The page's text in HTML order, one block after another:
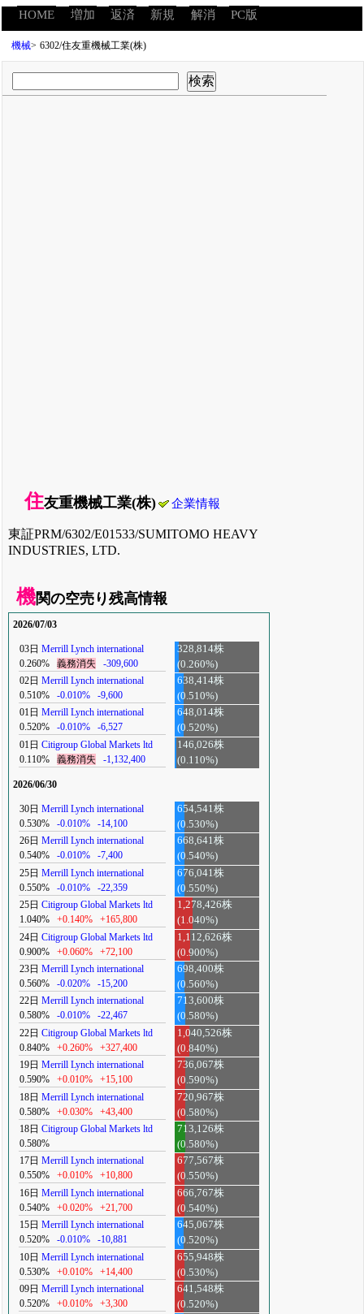
HOME 増加 返済 新規 解消 PC版
機械> 6302/住友重機械工業(株)
住友重機械工業(株) 企業情報
東証PRM/6302/E01533/SUMITOMO HEAVY
INDUSTRIES, LTD.
機関の空売り残高情報
2026/07/03
03日 Merrill Lynch international
0.260%
義務消失 -309,600
328,814株
(0.260%)
02日 Merrill Lynch international
0.510%
-0.010% -9,600
638,414株
(0.510%)
01日 Merrill Lynch international
0.520%
-0.010% -6,527
648,014株
(0.520%)
01日 Citigroup Global Markets ltd
0.110%
義務消失 -1,132,400
146,026株
(0.110%)
2026/06/30
30日 Merrill Lynch international
0.530%
-0.010% -14,100
654,541株
(0.530%)
26日 Merrill Lynch international
0.540%
-0.010% -7,400
668,641株
(0.540%)
25日 Merrill Lynch international
0.550%
-0.010% -22,359
676,041株
(0.550%)
25日 Citigroup Global Markets ltd
1.040%
+0.140% +165,800
1,278,426株
(1.040%)
24日 Citigroup Global Markets ltd
0.900%
+0.060% +72,100
1,112,626株
(0.900%)
23日 Merrill Lynch international
0.560%
-0.020% -15,200
698,400株
(0.560%)
22日 Merrill Lynch international
0.580%
-0.010% -22,467
713,600株
(0.580%)
22日 Citigroup Global Markets ltd
0.840%
+0.260% +327,400
1,040,526株
(0.840%)
19日 Merrill Lynch international
0.590%
+0.010% +15,100
736,067株
(0.590%)
18日 Merrill Lynch international
0.580%
+0.030% +43,400
720,967株
(0.580%)
18日 Citigroup Global Markets ltd
0.580%
713,126株
(0.580%)
17日 Merrill Lynch international
0.550%
+0.010% +10,800
677,567株
(0.550%)
16日 Merrill Lynch international
0.540%
+0.020% +21,700
666,767株
(0.540%)
15日 Merrill Lynch international
0.520%
-0.010% -10,881
645,067株
(0.520%)
10日 Merrill Lynch international
0.530%
+0.010% +14,400
655,948株
(0.530%)
09日 Merrill Lynch international
0.520%
+0.010% +3,300
641,548株
(0.520%)